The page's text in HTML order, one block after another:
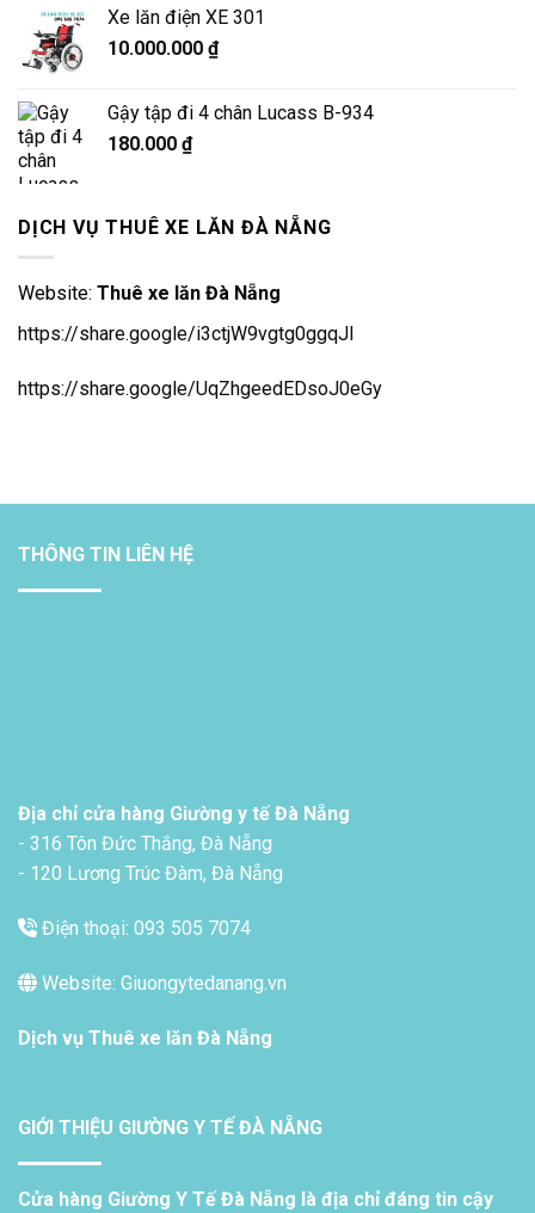
7.500.000 ₫.
Xe lăn điện XE 301
10.000.000 ₫
Gậy tập đi 4 chân Lucass B-934
180.000 ₫
DỊCH VỤ THUÊ XE LĂN ĐÀ NẴNG
Website: Thuê xe lăn Đà Nẵng
https://share.google/i3ctjW9vgtg0ggqJl
https://share.google/UqZhgeedEDsoJ0eGy
THÔNG TIN LIÊN HỆ
Địa chỉ cửa hàng Giường y tế Đà Nẵng
- 316 Tôn Đức Thắng, Đà Nẵng
- 120 Lương Trúc Đàm, Đà Nẵng
Điện thoại: 093 505 7074
Website: Giuongytedanang.vn
Dịch vụ Thuê xe lăn Đà Nẵng
GIỚI THIỆU GIƯỜNG Y TẾ ĐÀ NẴNG
Cửa hàng Giường Y Tế Đà Nẵng là địa chỉ đáng tin cậy